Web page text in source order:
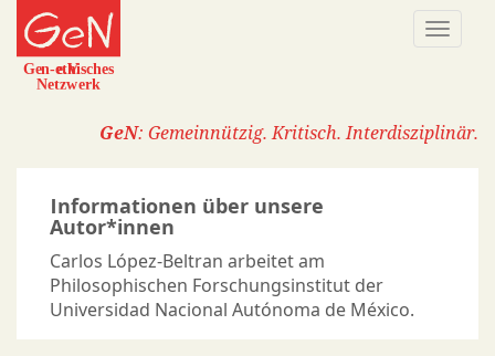
Direkt
zum
Inhalt
GeN: Gemeinnützig. Kritisch. Interdisziplinär.
Informationen über unsere
Autor*innen
Carlos López-Beltran arbeitet am
Philosophischen Forschungsinstitut der
Universidad Nacional Autónoma de México.